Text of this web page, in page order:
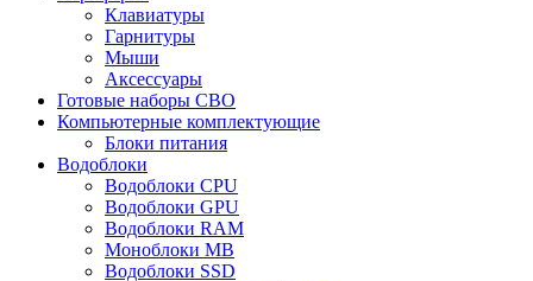
Клавиатуры
Гарнитуры
Мыши
Аксессуары
Готовые наборы СВО
Компьютерные комплектующие
Блоки питания
Водоблоки
Водоблоки CPU
Водоблоки GPU
Водоблоки RAM
Моноблоки MB
Водоблоки SSD